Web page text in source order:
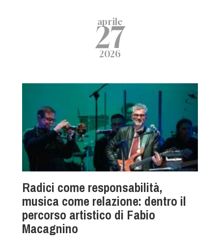
aprile
27
2026
Radici come responsabilità,
musica come relazione: dentro il
percorso artistico di Fabio
Macagnino